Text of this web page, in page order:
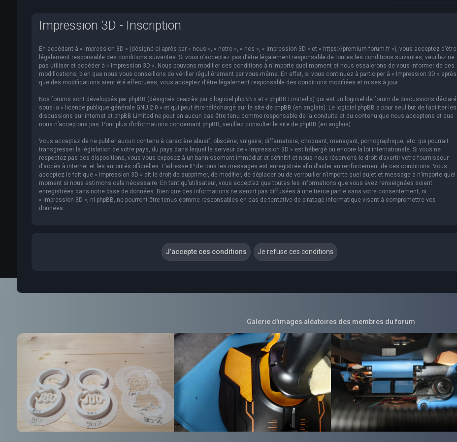
Impression 3D - Inscription
En accédant à « Impression 3D » (désigné ci-après par « nous », « notre », « nos », « Impression 3D » et « https://premium-forum.fr »), vous acceptez d’être
légalement responsable des conditions suivantes. Si vous n’acceptez pas d’être légalement responsable de toutes les conditions suivantes, veuillez ne
pas utiliser et accéder à « Impression 3D ». Nous pouvons modifier ces conditions à n’importe quel moment et nous essaierons de vous informer de ces
modifications, bien que nous vous conseillons de vérifier régulièrement par vous-même. En effet, si vous continuez à participer à « Impression 3D » après
que des modifications aient été effectuées, vous acceptez d’être légalement responsable des conditions modifiées et mises à jour.
Nos forums sont développés par phpBB (désignés ci-après par « logiciel phpBB » et « phpBB Limited ») qui est un logiciel de forum de discussions déclaré
sous la « licence publique générale GNU 2.0 » et qui peut être téléchargé sur le site de phpBB (en anglais). Le logiciel phpBB a pour seul but de faciliter les
discussions sur internet et phpBB Limited ne peut en aucun cas être tenu comme responsable de la conduite et du contenu que nous acceptons et que
nous n’acceptons pas. Pour plus d’informations concernant phpBB, veuillez consulter le site de phpBB (en anglais).
Vous acceptez de ne publier aucun contenu à caractère abusif, obscène, vulgaire, diffamatoire, choquant, menaçant, pornographique, etc. qui pourrait
transgresser la législation de votre pays, du pays dans lequel le serveur de « Impression 3D » est hébergé ou encore la loi internationale. Si vous ne
respectez pas ces dispositions, vous vous exposez à un bannissement immédiat et définitif et nous nous réservons le droit d’avertir votre fournisseur
d’accès à internet et les autorités officielles. L’adresse IP de tous les messages est enregistrée afin d’aider au renforcement de ces conditions. Vous
acceptez le fait que « Impression 3D » ait le droit de supprimer, de modifier, de déplacer ou de verrouiller n’importe quel sujet et message à n’importe quel
moment si nous estimons cela nécessaire. En tant qu’utilisateur, vous acceptez que toutes les informations que vous avez renseignées soient
enregistrées dans notre base de données. Bien que ces informations ne seront pas diffusées à une tierce partie sans votre consentement, ni
« Impression 3D », ni phpBB, ne pourront être tenus comme responsables en cas de tentative de piratage informatique visant à compromettre vos
données.
Galerie d'images aléatoires des membres du forum